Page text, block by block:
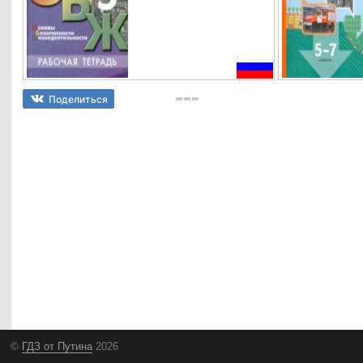
Поделиться
© ГДЗ от Путина 2026